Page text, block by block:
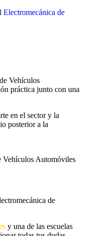
Electromecánica de
Vehículos
práctica junto con una
en el sector y la
posterior a la
Vehículos Automóviles
de
y una de las escuelas